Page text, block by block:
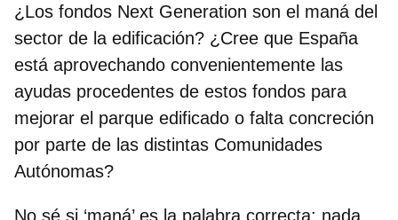
¿Los fondos Next Generation son el maná del
sector de la edificación? ¿Cree que España
está aprovechando convenientemente las
ayudas procedentes de estos fondos para
mejorar el parque edificado o falta concreción
por parte de las distintas Comunidades
Autónomas?
No sé si ‘maná’ es la palabra correcta; nada